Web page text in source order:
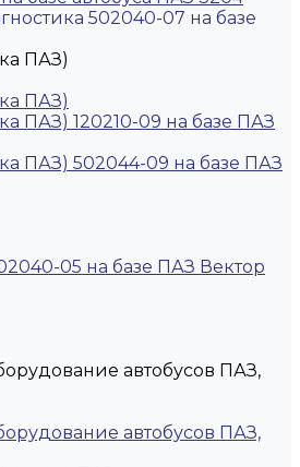
502040-07 на базе
ПАЗ)
ПАЗ)
ПАЗ) 120210-09 на базе ПАЗ
ПАЗ) 502044-09 на базе ПАЗ
05 на базе ПАЗ Вектор
автобусов ПАЗ,
автобусов ПАЗ,